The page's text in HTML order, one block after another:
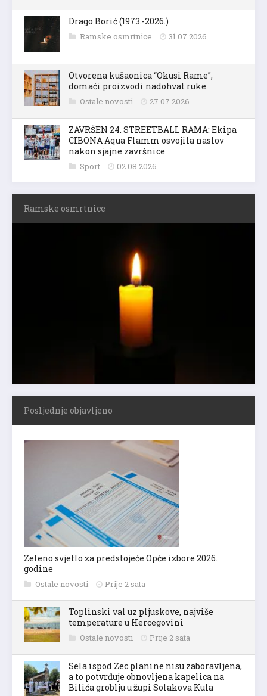
Drago Borić (1973.-2026.)
Ramske osmrtnice 31.07.2026.
Otvorena kušaonica “Okusi Rame”,
domaći proizvodi nadohvat ruke
Ostale novosti 27.07.2026.
ZAVRŠEN 24. STREETBALL RAMA: Ekipa
CIBONA Aqua Flamm osvojila naslov
nakon sjajne završnice
Sport 02.08.2026.
Ramske osmrtnice
Posljednje objavljeno
Zeleno svjetlo za predstojeće Opće izbore 2026.
godine
Ostale novosti Prije 2 sata
Toplinski val uz pljuskove, najviše
temperature u Hercegovini
Ostale novosti Prije 2 sata
Sela ispod Zec planine nisu zaboravljena,
a to potvrđuje obnovljena kapelica na
Bilića groblju u župi Solakova Kula